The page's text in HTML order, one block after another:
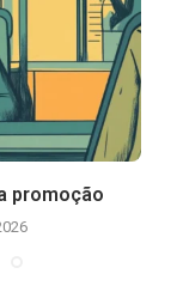
promoção